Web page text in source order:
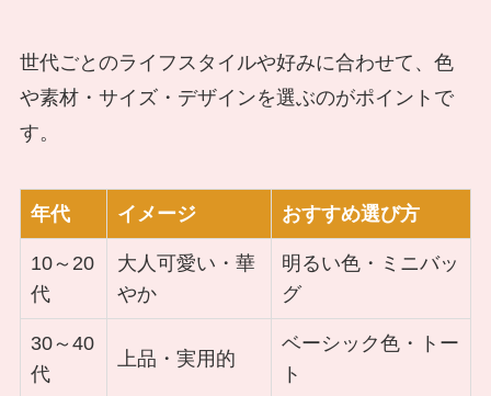
世代ごとのライフスタイルや好みに合わせて、色
や素材・サイズ・デザインを選ぶのがポイントで
す。
年代 イメージ おすすめ選び方
10～20
代
大人可愛い・華
やか
明るい色・ミニバッ
グ
30～40
代
上品・実用的
ベーシック色・トー
ト